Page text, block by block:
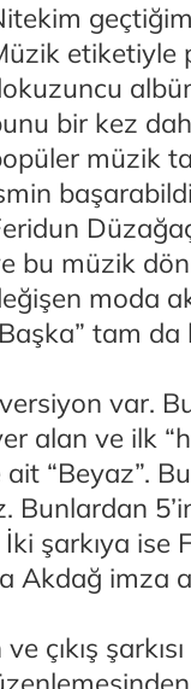
etiketiyle
bir kez
müzik
bu müzik
moda
tam
var.
alan ve ilk
“Beyaz”.
Bunlardan
şarkıya ise
Akdağ imza
çıkış